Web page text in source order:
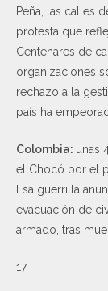
Peña, las calles
protesta que
Centenares de
organizaciones
rechazo a la
país ha
Colombia: unas
el Chocó por el
Esa guerrilla
evacuación de
armado, tras
17.